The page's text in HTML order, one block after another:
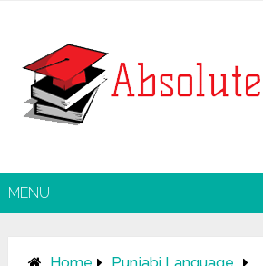
MENU